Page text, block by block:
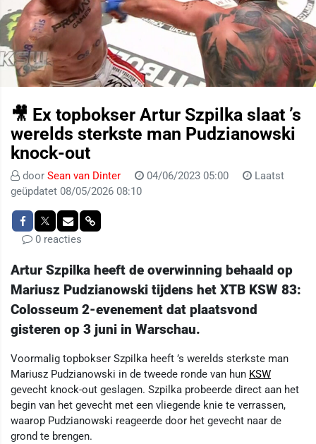
🎥 Ex topbokser Artur Szpilka slaat ’s
werelds sterkste man Pudzianowski
knock-out
door Sean van Dinter 04/06/2023 05:00
Laatst
geüpdatet 08/05/2026 08:10
0 reacties
Artur Szpilka heeft de overwinning behaald op
Mariusz Pudzianowski tijdens het XTB KSW 83:
Colosseum 2-evenement dat plaatsvond
gisteren op 3 juni in Warschau.
Voormalig topbokser Szpilka heeft ’s werelds sterkste man
Mariusz Pudzianowski in de tweede ronde van hun KSW
gevecht knock-out geslagen. Szpilka probeerde direct aan het
begin van het gevecht met een vliegende knie te verrassen,
waarop Pudzianowski reageerde door het gevecht naar de
grond te brengen.